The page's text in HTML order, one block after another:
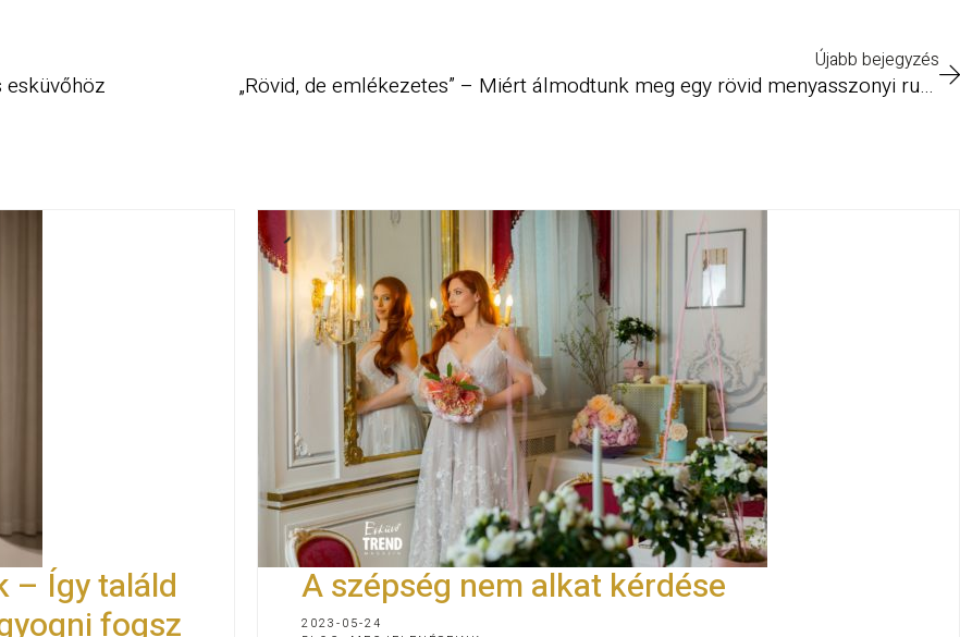
„Rövid, de emlékezetes” – Miért álmodtunk meg egy rövid menyasszonyi ruhakollekciót?
Újabb bejegyzés
– Így találd
fogsz
A szépség nem alkat kérdése
2023-05-24